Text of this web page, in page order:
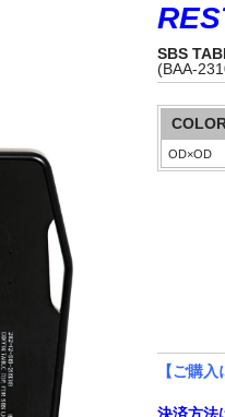
SBS
(BAA-
【ご購入